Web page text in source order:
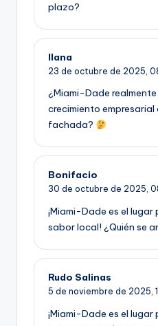
plazo?
Ilana
23 de octubre de 2025,
¿Miami-Dade
crecimiento empresarial
fachada?
Bonifacio
30 de octubre de 2025,
¡Miami-Dade es el
sabor local! ¿Quién se
Rudo Salinas
5 de noviembre de 2025,
¡Miami-Dade es el